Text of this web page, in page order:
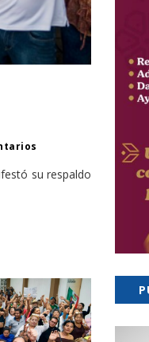
su respaldo